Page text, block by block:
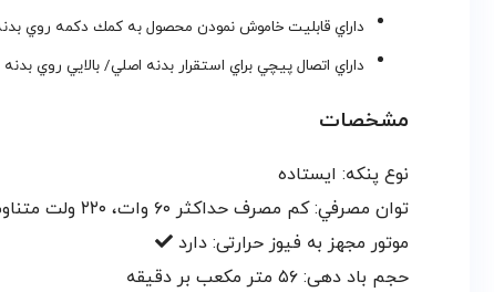
داراي قابليت خاموش نمودن محصول به كمك دكمه روي
داراي اتصال پيچي براي استقرار بدنه اصلي/ بالايي روي
مشخصات
نوع پنکه: ایستاده
توان مصرفي: کم مصرف حداکثر ۶۰ وات، ۲۲۰ ولت متناوب، ۵۰ هرتز
موتور مجهز به فیوز حرارتی: دارد
حجم باد دهی: ۵۶ متر مکعب بر دقيقه